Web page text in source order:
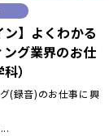
ン】よくわかる
ング業界のお仕
）
(録音)のお仕事に興